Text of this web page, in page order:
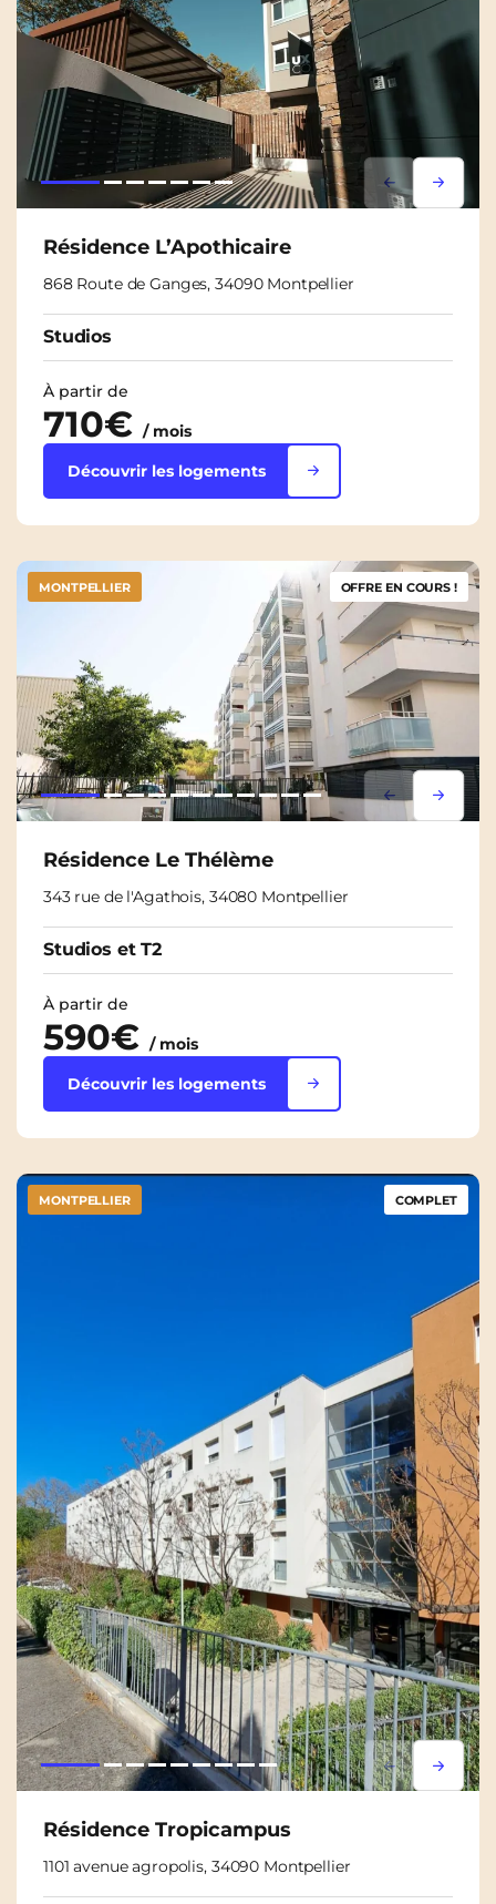
Lorem ipsum
Lorem
Résidence L’Apothicaire
868 Route de Ganges, 34090 Montpellier
Studios
À partir de
710€ / mois
Découvrir les logements
Lorem ipsum
Lorem
MONTPELLIER OFFRE EN COURS !
Résidence Le Thélème
343 rue de l'Agathois, 34080 Montpellier
Studios et T2
À partir de
590€ / mois
Découvrir les logements
Lorem ipsum
Lorem
MONTPELLIER COMPLET
Résidence Tropicampus
1101 avenue agropolis, 34090 Montpellier